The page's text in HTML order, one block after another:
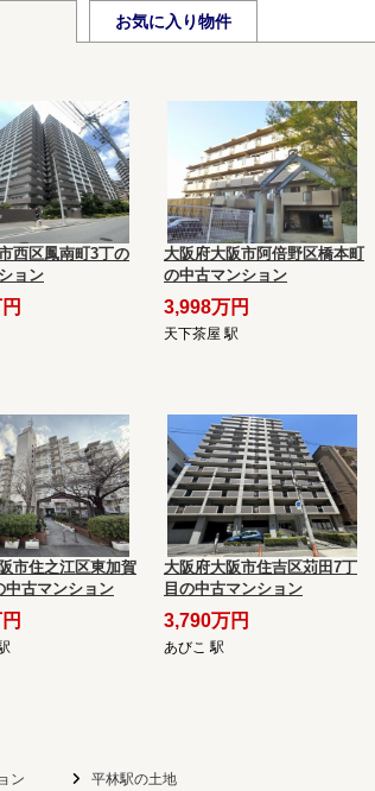
お気に入り物件
西区鳳南町3丁の
ョン
大阪府大阪市阿倍野区橋本町
の中古マンション
3,998万円
天下茶屋 駅
市住之江区東加賀
中古マンション
大阪府大阪市住吉区苅田7丁
目の中古マンション
3,790万円
あびこ 駅
ン 平林駅の土地